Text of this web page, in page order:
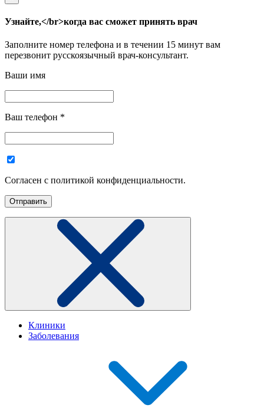
Узнайте,</br>когда вас сможет принять врач
Заполните номер телефона и в течении 15 минут вам
перезвонит русскоязычный врач-консультант.
Ваши имя
Ваш телефон *
Согласен с политикой конфиденциальности.
Клиники
Заболевания